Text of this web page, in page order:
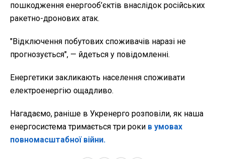
пошкодження енергооб’єктів внаслідок російських
ракетно-дронових атак.
"Відключення побутових споживачів наразі не
прогнозується", — йдеться у повідомленні.
Енергетики закликають населення споживати
електроенергію ощадливо.
Нагадаємо, раніше в Укренерго розповіли, як наша
енергосистема тримається три роки в умовах
повномасштабної війни.